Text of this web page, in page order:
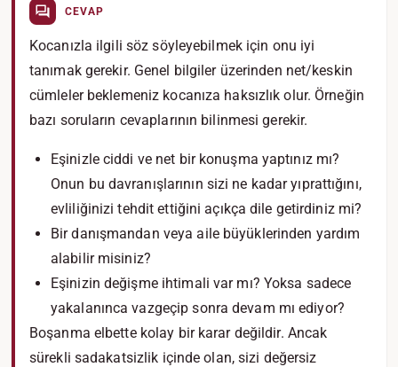
CEVAP
Kocanızla ilgili söz söyleyebilmek için onu iyi
tanımak gerekir. Genel bilgiler üzerinden net/keskin
cümleler beklemeniz kocanıza haksızlık olur. Örneğin
bazı soruların cevaplarının bilinmesi gerekir.
Eşinizle ciddi ve net bir konuşma yaptınız mı?
Onun bu davranışlarının sizi ne kadar yıprattığını,
evliliğinizi tehdit ettiğini açıkça dile getirdiniz mi?
Bir danışmandan veya aile büyüklerinden yardım
alabilir misiniz?
Eşinizin değişme ihtimali var mı? Yoksa sadece
yakalanınca vazgeçip sonra devam mı ediyor?
Boşanma elbette kolay bir karar değildir. Ancak
sürekli sadakatsizlik içinde olan, sizi değersiz